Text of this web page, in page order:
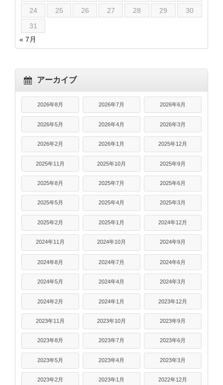
24
25 26 27 28 29
30
31
« 7月
アーカイブ
2026年8月 2026年7月 2026年6月
2026年5月 2026年4月 2026年3月
2026年2月 2026年1月 2025年12月
2025年11月 2025年10月 2025年9月
2025年8月 2025年7月 2025年6月
2025年5月 2025年4月 2025年3月
2025年2月 2025年1月 2024年12月
2024年11月 2024年10月 2024年9月
2024年8月 2024年7月 2024年6月
2024年5月 2024年4月 2024年3月
2024年2月 2024年1月 2023年12月
2023年11月 2023年10月 2023年9月
2023年8月 2023年7月 2023年6月
2023年5月 2023年4月 2023年3月
2023年2月 2023年1月 2022年12月